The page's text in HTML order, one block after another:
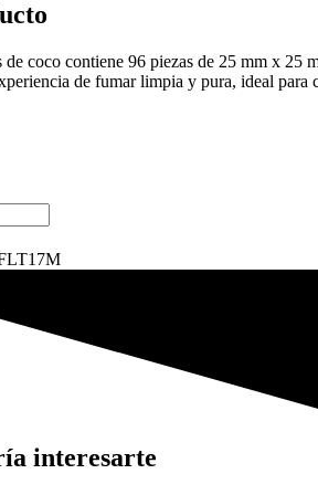
de coco contiene 96 piezas de 25 mm x
de fumar limpia y pura, ideal para
interesarte